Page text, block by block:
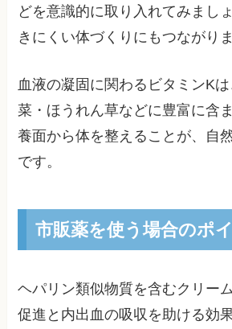
どを意識的に取り入れてみまし
きにくい体づくりにもつながりま
血液の凝固に関わるビタミンK
菜・ほうれん草などに豊富に含
養面から体を整えることが、自
です。
市販薬を使う場合のポ
ヘパリン類似物質を含むクリー
促進と内出血の吸収を助ける効